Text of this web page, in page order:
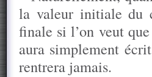
la valeur initiale du
finale si l’on veut
aura simplement
rentrera jamais.